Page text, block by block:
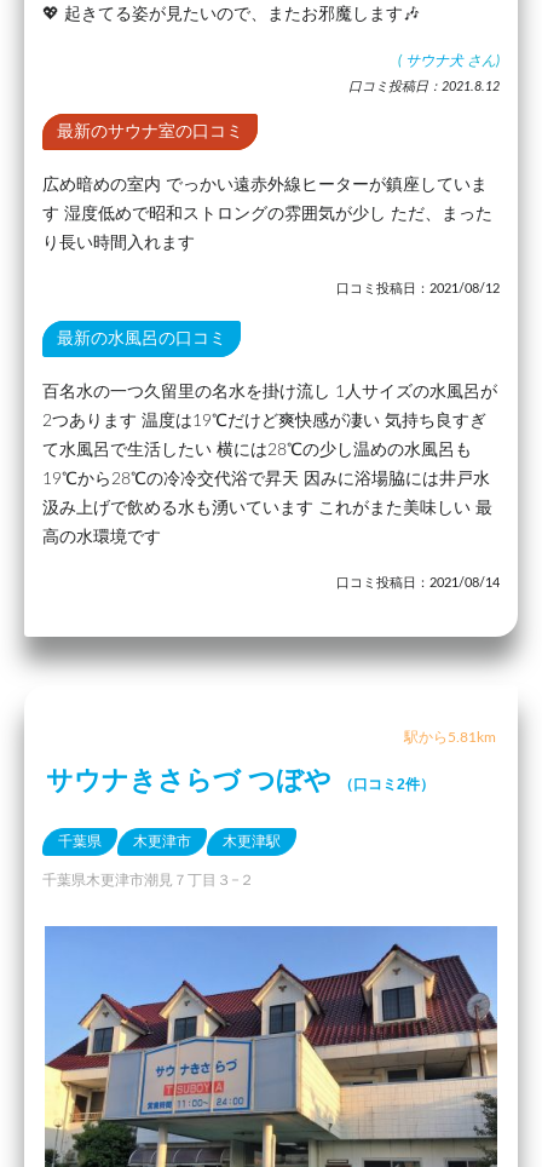
💖 起きてる姿が見たいので、またお邪魔します🎶
( サウナ犬 さん)
口コミ投稿日：2021.8.12
最新のサウナ室の口コミ
広め暗めの室内 でっかい遠赤外線ヒーターが鎮座していま
す 湿度低めで昭和ストロングの雰囲気が少し ただ、まった
り長い時間入れます
口コミ投稿日：2021/08/12
最新の水風呂の口コミ
百名水の一つ久留里の名水を掛け流し 1人サイズの水風呂が
2つあります 温度は19℃だけど爽快感が凄い 気持ち良すぎ
て水風呂で生活したい 横には28℃の少し温めの水風呂も
19℃から28℃の冷冷交代浴で昇天 因みに浴場脇には井戸水
汲み上げで飲める水も湧いています これがまた美味しい 最
高の水環境です
口コミ投稿日：2021/08/14
駅から5.81km
サウナきさらづ つぼや （口コミ2件）
千葉県 木更津市 木更津駅
千葉県木更津市潮見７丁目３−２